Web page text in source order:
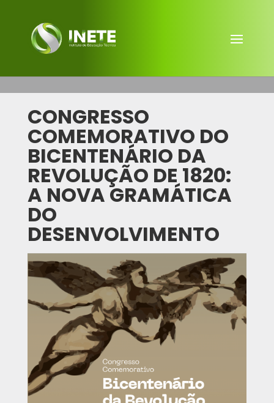
CONGRESSO
COMEMORATIVO DO
BICENTENÁRIO DA
REVOLUÇÃO DE 1820:
A NOVA GRAMÁTICA
DO
DESENVOLVIMENTO